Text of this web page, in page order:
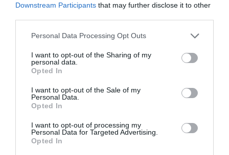
Downstream Participants that may further disclose it to other
Please note that this website/app uses one or more Google
not limited to your visit or usage behaviour. You may click to
grant or deny consent to Google and its third-party tags to
use your data for below specified purposes in below Google
consent section.
Personal Data Processing Opt Outs
I want to opt-out of the Sharing of my
personal data.
Opted In
I want to opt-out of the Sale of my
Personal Data.
Opted In
I want to opt-out of processing my
Personal Data for Targeted Advertising.
Opted In
vihessünk a látogatók számára” – mondta elSármay
Bence, a Visa Magyarországért felelős vezetője a
megújított együttműködésről.
A 35. Művészetek Völgyében a Balaton-felvidék
csodálatos tájai között elveszve mindenhol a legjobb
helyszíne, aLőtér2026-ban is nagyszerű fellépőkkel
várja a Völgylakókat: többek között
Karataev,Sisi,Deva,Péterfy Bori & Love Band
és
Csaknekedkislány
is színpadra áll. Július 24. és